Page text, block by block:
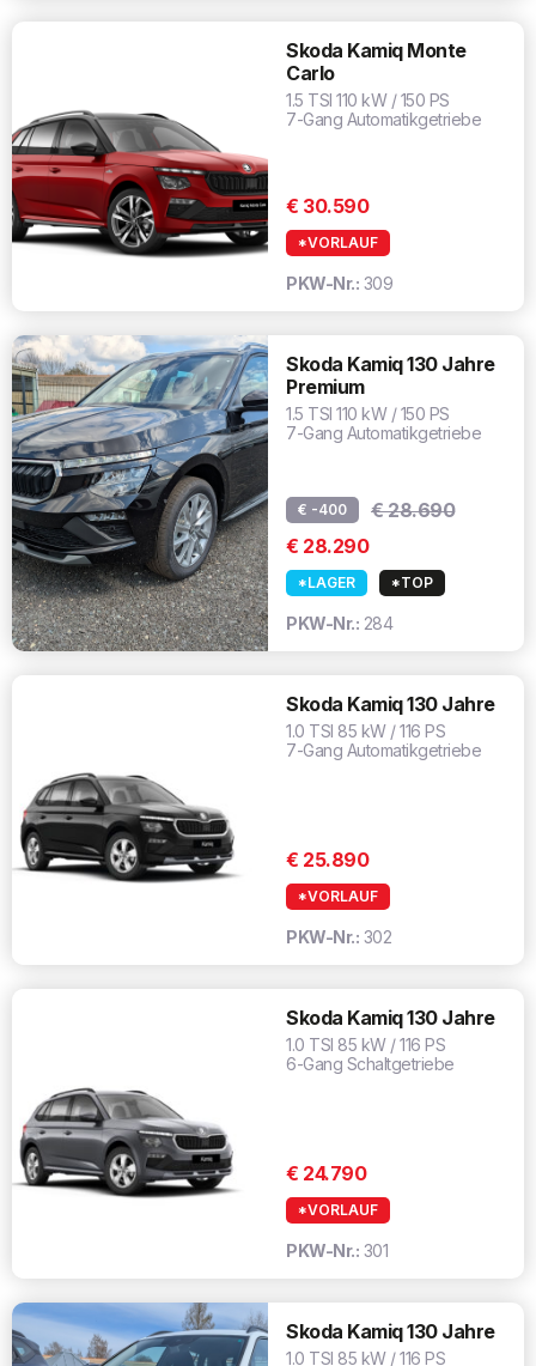
Skoda Kamiq Monte
Carlo
1.5 TSI 110 kW / 150 PS
7-Gang Automatikgetriebe
€ 30.590
*VORLAUF
PKW-Nr.: 309
Skoda Kamiq 130 Jahre
Premium
1.5 TSI 110 kW / 150 PS
7-Gang Automatikgetriebe
€ -400
€ 28.690
€ 28.290
*LAGER *TOP
PKW-Nr.: 284
Skoda Kamiq 130 Jahre
1.0 TSI 85 kW / 116 PS
7-Gang Automatikgetriebe
€ 25.890
*VORLAUF
PKW-Nr.: 302
Skoda Kamiq 130 Jahre
1.0 TSI 85 kW / 116 PS
6-Gang Schaltgetriebe
€ 24.790
*VORLAUF
PKW-Nr.: 301
Skoda Kamiq 130 Jahre
1.0 TSI 85 kW / 116 PS